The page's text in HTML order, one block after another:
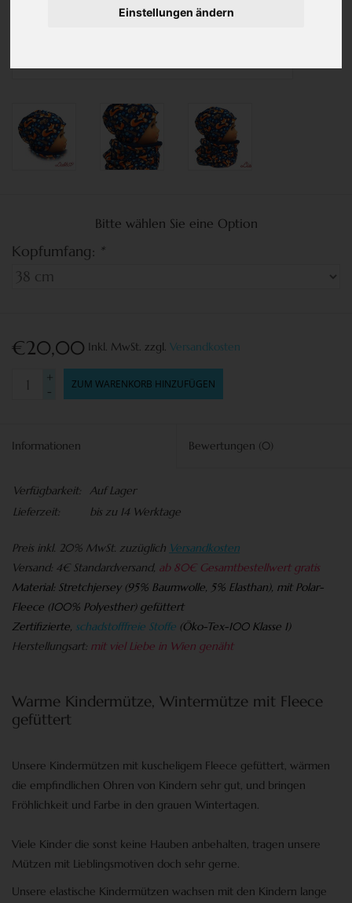
Einstellungen ändern
Bitte wählen Sie eine Option
Kopfumfang: *
€20,00 Inkl. MwSt. zzgl. Versandkosten
+
-
ZUM WARENKORB HINZUFÜGEN
Informationen Bewertungen (0)
Verfügbarkeit:
Auf Lager
Lieferzeit:
bis zu 14 Werktage
Preis inkl. 20% MwSt. zuzüglich Versandkosten
Versand: 4€ Standardversand, ab 80€ Gesamtbestellwert gratis
Material: Stretchjersey (95% Baumwolle, 5% Elasthan), mit Polar-
Fleece (100% Polyesther) gefüttert
Zertifizierte, schadstofffreie Stoffe (Öko-Tex-100 Klasse 1)
Herstellungsart: mit viel Liebe in Wien genäht
Warme Kindermütze, Wintermütze mit Fleece
gefüttert
Unsere Kindermützen mit kuscheligem Fleece gefüttert, wärmen
die empfindlichen Ohren von Kindern sehr gut, und bringen
Fröhlichkeit und Farbe in den grauen Wintertagen.
Viele Kinder die sonst keine Hauben anbehalten, tragen unsere
Mützen mit Lieblingsmotiven doch sehr gerne.
Unsere elastische Kindermützen wachsen mit den Kindern lange